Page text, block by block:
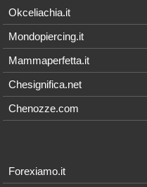
Okceliachia.it
Mondopiercing.it
Mammaperfetta.it
Chesignifica.net
Chenozze.com
Forexiamo.it